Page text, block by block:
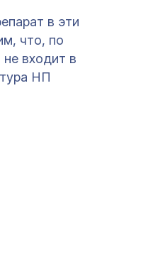
в эти
что, по
входит в
НП